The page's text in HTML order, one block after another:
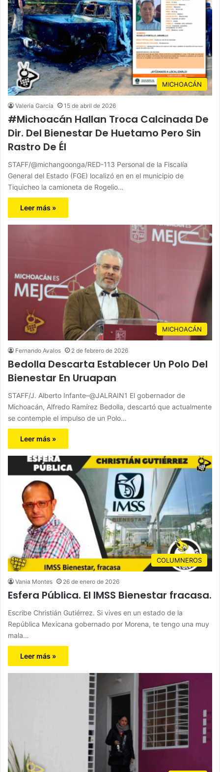
MICHOACÁN
Valeria García 15 de abril de 2026
#Michoacán Hallan Troca Calcinada De
Dir. Del Bienestar De Huetamo Pero Sin
Rastro De Él
STAFF/@michangoonga/RED-113 Personal de la Fiscalía
General del Estado (FGE) localizó en en el municipio de
Tiquicheo la camioneta de Rogelio…
Leer más »
MICHOACÁN
Fernando Avalos 2 de febrero de 2026
Bedolla Descarta Establecer Un Polo Del
Bienestar En Uruapan
STAFF/J. Alberto Infante–@JALRAIN1 El gobernador de
Michoacán, Alfredo Ramírez Bedolla, descartó que actualmente
se contemple el impulso de un Polo…
Leer más »
COLUMNEROS
Vania Montes 26 de enero de 2026
Esfera Pública. El IMSS Bienestar fracasa.
Escribe Christián Gutiérrez. Si vives en un estado de la
República Mexicana gobernado por Morena, te tengo una muy
mala…
Leer más »